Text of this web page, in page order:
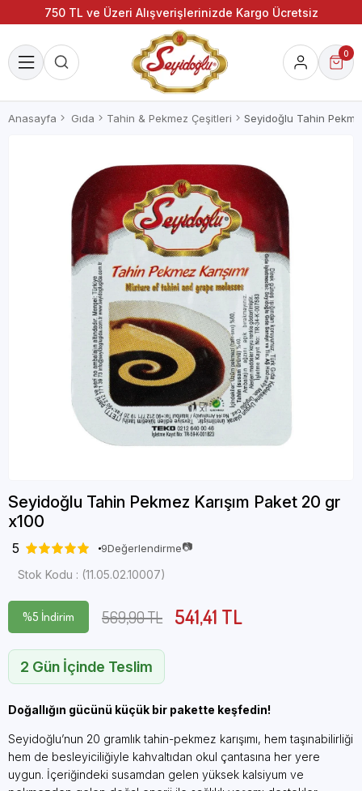
750 TL ve Üzeri Alışverişlerinizde Kargo Ücretsiz
0
Anasayfa Gıda Tahin & Pekmez Çeşitleri Seyidoğlu Tahin
Seyidoğlu Tahin Pekmez Karışım Paket 20 gr
x100
5 9Değerlendirme📷
Stok Kodu (11.05.02.10007)
%5 İndirim 569,90 TL 541,41 TL
2 Gün İçinde Teslim
Doğallığın gücünü küçük bir pakette keşfedin!
Seyidoğlu’nun 20 gramlık tahin-pekmez karışımı, hem taşınabilirliği
hem de besleyiciliğiyle kahvaltıdan okul çantasına her yere
uygun. İçeriğindeki susamdan gelen yüksek kalsiyum ve